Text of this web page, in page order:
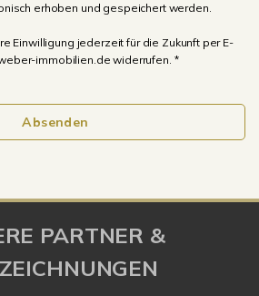
erhoben und gespeichert werden.
Einwilligung jederzeit für die Zukunft per E-
immobilien.de widerrufen. *
Absenden
PARTNER &